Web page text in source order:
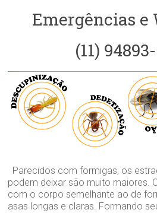
Emergências e
(11)
Parecidos com formigas, os
podem deixar são muito maiores.
com o corpo semelhante ao de
asas longas e claras. Formando